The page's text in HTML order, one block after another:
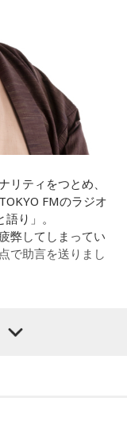
火種を燃やしてい
ていくみたいな。
やっていくぞ！」
ているとき
る部分があったの
して曲を書かせて
分が出た作品にな
ている曲ですよ
みたい」という気
さんも何かを作る
作るんじゃないか
上げるようだけれ
ゃんと食べて、よ
則でしょう？ 夜勤
体のコンディショ
の。
ジカルとスピリチ
思わなきゃダメだ
に健全な精神宿
か、そういう風に
ンディションが良
？ やっぱり、寝不
ゃったり、笑顔が
スピリチュアルを
とても大切にする
リティをつとめ、
FMのラジオ
り」。
弊してしまってい
で助言を送りまし